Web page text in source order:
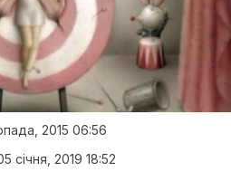
2015 06:56
січня, 2019 18:52